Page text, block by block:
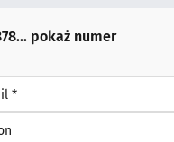
pokaż numer